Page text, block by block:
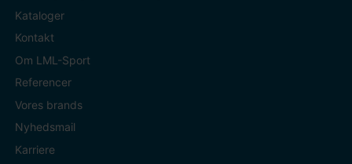
Kataloger
Kontakt
Om LML-Sport
Referencer
Vores brands
Nyhedsmail
Karriere